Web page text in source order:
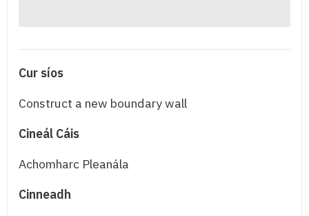
Cur síos
Construct a new boundary wall
Cineál Cáis
Achomharc Pleanála
Cinneadh